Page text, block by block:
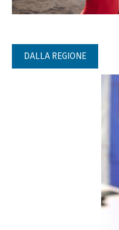
DALLA REGIONE